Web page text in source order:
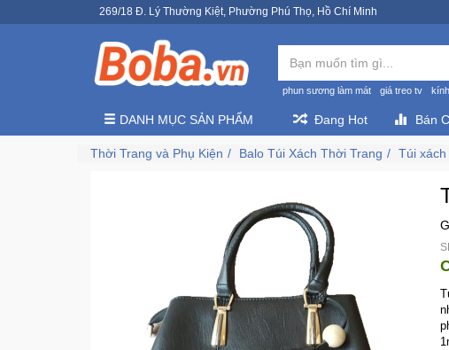
269/18 Đ. Lý Thường Kiệt, Phường Phú Thọ, Hồ Chí Minh
phun sương làm mát giá treo tv
DANH MỤC SẢN PHẨM Đang Hot Bán
Thời Trang và Phụ Kiện Balo Túi Xách Thời Trang Túi